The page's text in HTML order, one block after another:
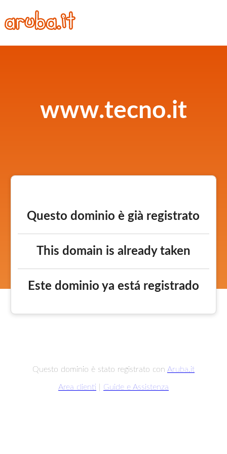
www.tecno.it
Questo dominio è già registrato
This domain is already taken
Este dominio ya está registrado
Questo dominio è stato registrato con Aruba.it
Area clienti Guide e Assistenza